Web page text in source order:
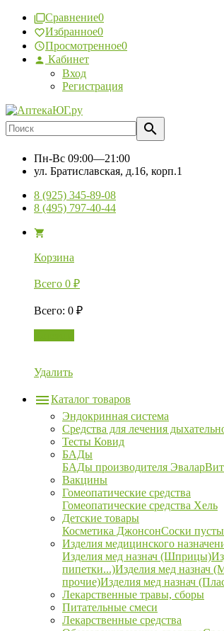
Сравнение0
Избранное0
Просмотренное0
Кабинет
Вход
Регистрация
Пн-Вс 09:00—21:00
ул. Братиславская, д.16, корп.1
8 (925) 345-89-08
8 (495) 797-40-44
Корзина
Всего 0 ₽
Всего: 0 ₽
Удалить
Каталог товаров
Эндокринная система
Средства для лечения
Тесты Ковид
БАДы
БАДы производителя Эвалар
Вакцины
Гомеопатические средства
Гомеопатические средства Хель
Детские товары
Косметика ДжонсонСоски
Изделия медицинского
Изделия мед назнач (Шприцы)
пипетки...)Изделия мед назнач
прочие)Изделия мед назнач
Лекарственные травы, сборы
Питательные смеси
Лекарственные средства